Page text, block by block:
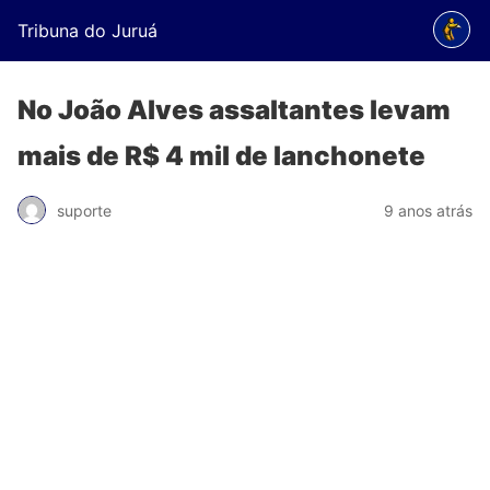
Tribuna do Juruá
No João Alves assaltantes levam
mais de R$ 4 mil de lanchonete
suporte 9 anos atrás